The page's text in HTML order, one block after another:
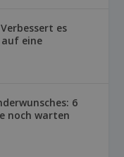
es
eine
6
noch warten